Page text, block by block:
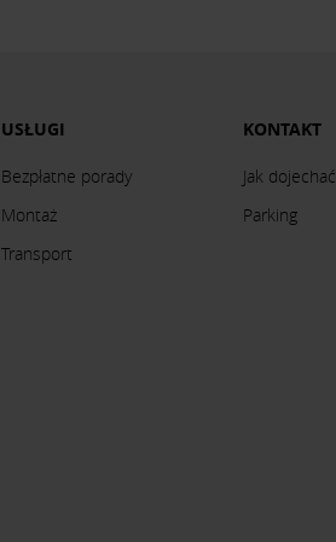
USŁUGI
Bezpłatne porady
Montaż
Transport
KONTAKT
Jak dojechać
Parking